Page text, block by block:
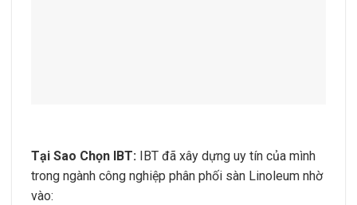
Tại Sao Chọn IBT: IBT đã xây dựng uy tín của mình
trong ngành công nghiệp phân phối sàn Linoleum nhờ
vào: